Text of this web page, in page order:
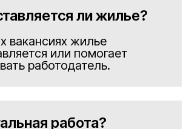
ли жилье?
вакансиях жилье
или помогает
работодатель.
работа?